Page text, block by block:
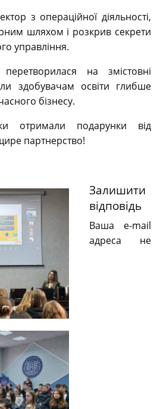
з операційної діяльності,
шляхом і розкрив секрети
управління.
на змістовні
здобувачам освіти глибше
бізнесу.
отримали подарунки від
партнерство!
Залишити
відповідь
Ваша e-mail
адреса не